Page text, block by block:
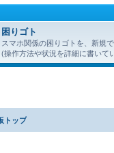
困りゴト
スマホ関係の困りゴトを、新規
(操作方法や状況を詳細に書いて
トップ